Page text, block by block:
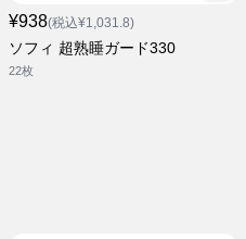
¥938(税込¥1,031.8)
ソフィ 超熟睡ガード330
22枚